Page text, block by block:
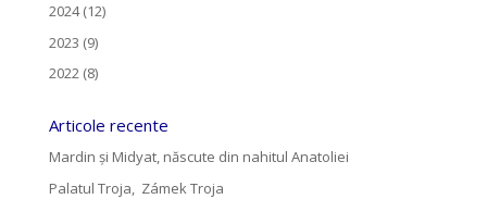
2024 (12)
2023 (9)
2022 (8)
Articole recente
Mardin și Midyat, născute din nahitul Anatoliei
Palatul Troja, Zámek Troja